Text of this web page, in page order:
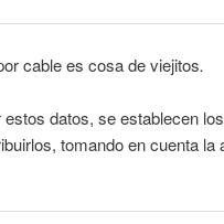
cable es cosa de viejitos.
datos, se establecen
tomando en cuenta